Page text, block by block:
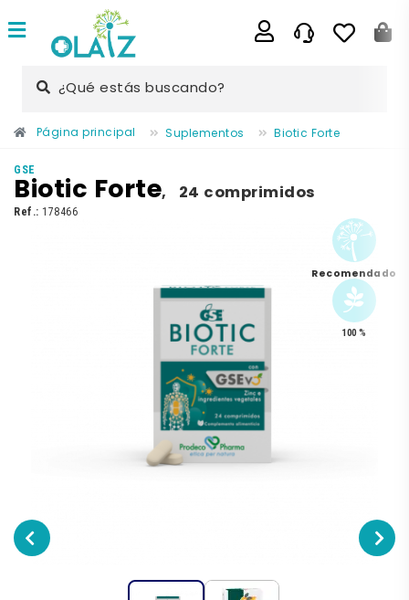
¿Qué estás buscando?
Página principal Suplementos Biotic Forte
GSE
Biotic Forte, 24 comprimidos
Ref.: 178466
Recomendado
100 %